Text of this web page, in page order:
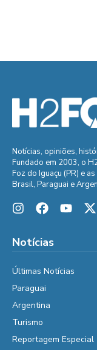
Notícias, opiniões,
Fundado em 2003, o
Foz do Iguaçu (PR) e
Brasil, Paraguai e
Notícias
Últimas Notícias
Paraguai
Argentina
Turismo
Reportagem Especial